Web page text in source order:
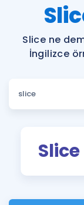
Faydalı
Sözlük
Slice ne
İngilizce
Slice